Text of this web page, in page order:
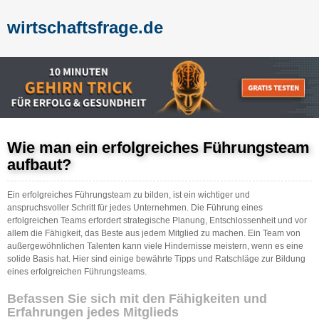
wirtschaftsfrage.de
Wie man ein erfolgreiches Führungsteam
aufbaut?
Ein erfolgreiches Führungsteam zu bilden, ist ein wichtiger und
anspruchsvoller Schritt für jedes Unternehmen. Die Führung eines
erfolgreichen Teams erfordert strategische Planung, Entschlossenheit und vor
allem die Fähigkeit, das Beste aus jedem Mitglied zu machen. Ein Team von
außergewöhnlichen Talenten kann viele Hindernisse meistern, wenn es eine
solide Basis hat. Hier sind einige bewährte Tipps und Ratschläge zur Bildung
eines erfolgreichen Führungsteams.
Befassen Sie sich mit den Fähigkeiten und
Erfahrungen jedes Mitglieds